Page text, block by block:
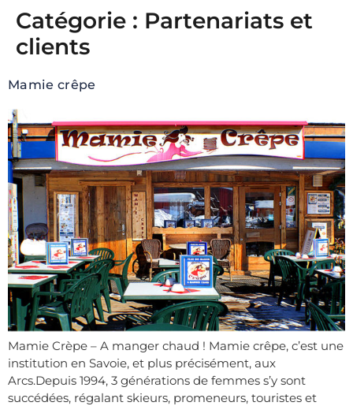
Catégorie : Partenariats et
clients
Mamie crêpe
Mamie Crèpe – A manger chaud ! Mamie crêpe, c’est une
institution en Savoie, et plus précisément, aux
Arcs.Depuis 1994, 3 générations de femmes s’y sont
succédées, régalant skieurs, promeneurs, touristes et